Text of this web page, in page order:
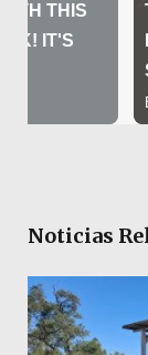
Noticias